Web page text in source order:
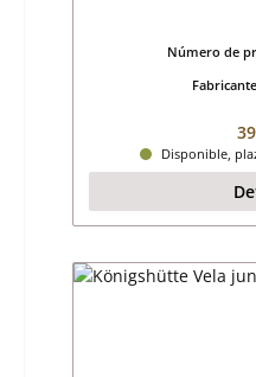
Número de
Disponible,